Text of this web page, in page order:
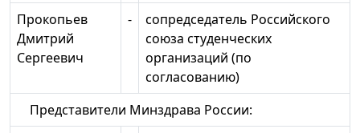
Прокопьев
Дмитрий
Сергеевич
-
сопредседатель Российского
союза студенческих
организаций (по
согласованию)
Представители Минздрава России: